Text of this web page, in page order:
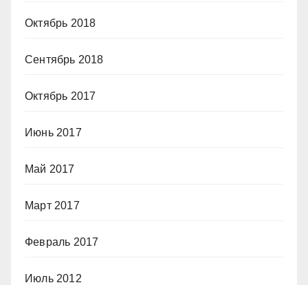
Октябрь 2018
Сентябрь 2018
Октябрь 2017
Июнь 2017
Май 2017
Март 2017
Февраль 2017
Июль 2012